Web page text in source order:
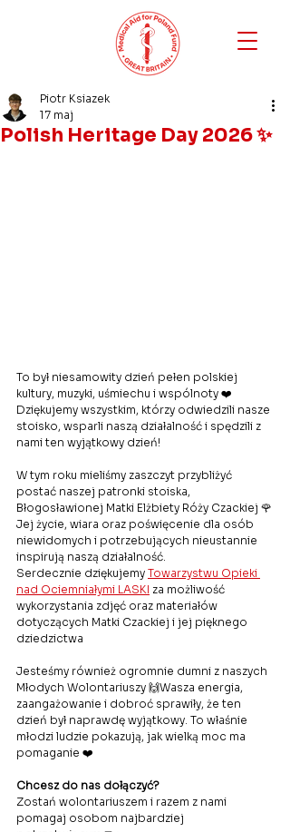
Polish Heritage Day 2026 ✨
Piotr Ksiazek
17 maj
To był niesamowity dzień pełen polskiej
kultury, muzyki, uśmiechu i wspólnoty ❤️
Dziękujemy wszystkim, którzy odwiedzili nasze
stoisko, wsparli naszą działalność i spędzili z
nami ten wyjątkowy dzień!
W tym roku mieliśmy zaszczyt przybliżyć
postać naszej patronki stoiska,
Błogosławionej Matki Elżbiety Róży Czackiej 🌹
Jej życie, wiara oraz poświęcenie dla osób
niewidomych i potrzebujących nieustannie
inspirują naszą działalność.
Serdecznie dziękujemy Towarzystwu Opieki
nad Ociemniałymi LASKI za możliwość
wykorzystania zdjęć oraz materiałów
dotyczących Matki Czackiej i jej pięknego
dziedzictwa
Jesteśmy również ogromnie dumni z naszych
Młodych Wolontariuszy 🙌Wasza energia,
zaangażowanie i dobroć sprawiły, że ten
dzień był naprawdę wyjątkowy. To właśnie
młodzi ludzie pokazują, jak wielką moc ma
pomaganie ❤️
Chcesz do nas dołączyć?
Zostań wolontariuszem i razem z nami
pomagaj osobom najbardziej